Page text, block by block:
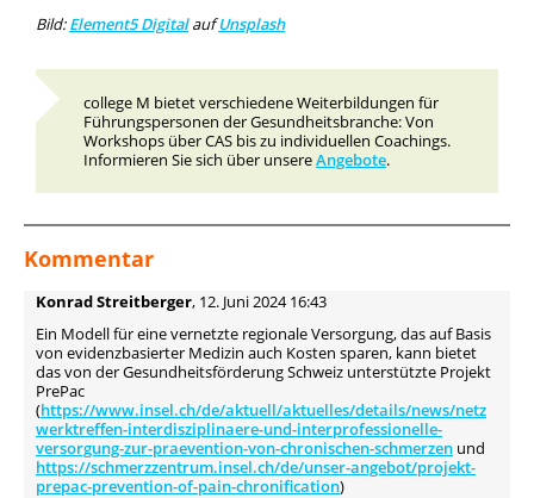
Bild:Element5 DigitalaufUnsplash
college M bietet verschiedene Weiterbildungen für
Führungspersonen der Gesundheitsbranche: Von
Workshops über CAS bis zu individuellen Coachings.
Informieren Sie sich über unsereAngebote.
Kommentar
Konrad Streitberger, 12. Juni 2024 16:43
Ein Modell für eine vernetzte regionale Versorgung, das auf Basis
von evidenzbasierter Medizin auch Kosten sparen, kann bietet
das von der Gesundheitsförderung Schweiz unterstützte Projekt
PrePac
(https://www.insel.ch/de/aktuell/aktuelles/details/news/netz
werktreffen-interdisziplinaere-und-interprofessionelle-
versorgung-zur-praevention-von-chronischen-schmerzen und
https://schmerzzentrum.insel.ch/de/unser-angebot/projekt-
prepac-prevention-of-pain-chronification)